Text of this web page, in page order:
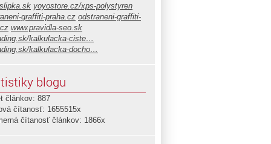
yoyostore.cz/xps-polystyren
graffiti-praha.cz odstraneni-graffiti-
www.pravidla-seo.sk
kalkulacka-ciste…
kalkulacka-docho…
blogu
článkov: 887
čítanosť: 1655515x
čítanosť článkov: 1866x